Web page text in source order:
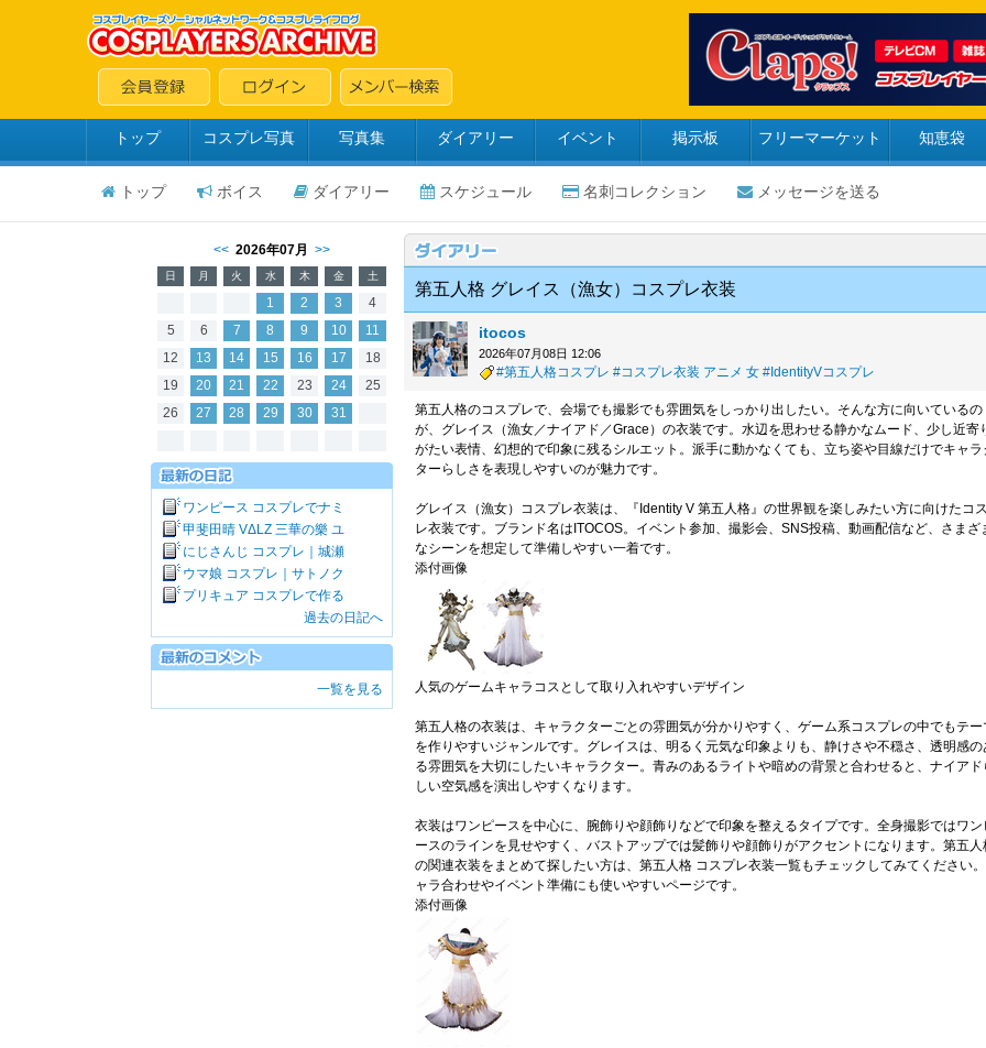
トップ コスプレ写真 写真集 ダイアリー イベント 掲示板 フリーマーケット 知恵袋
トップ ボイス ダイアリー スケジュール 名刺コレクション メッセージを送る
<< 2026年07月 >>
日 月 火 水 木 金 土
1 2 3
4
5
6 7 8 9 10
11
12
13 14 15 16 17
18
19
20 21 22 23 24
25
26
27 28 29 30 31
ワンピース コスプレでナミ
甲斐田晴 VΔLZ 三華の樂 ユ
にじさんじ コスプレ｜城瀬
ウマ娘 コスプレ｜サトノク
プリキュア コスプレで作る
過去の日記へ
一覧を見る
第五人格 グレイス（漁女）コスプレ衣装
itocos
2026年07月08日 12:06
#第五人格コスプレ #コスプレ衣装 アニメ 女 #IdentityVコスプレ
第五人格のコスプレで、会場でも撮影でも雰囲気をしっかり出したい。そんな方に向いているの
が、グレイス（漁女／ナイアド／Grace）の衣装です。水辺を思わせる静かなムード、少し近寄
がたい表情、幻想的で印象に残るシルエット。派手に動かなくても、立ち姿や目線だけでキャラ
ターらしさを表現しやすいのが魅力です。
グレイス（漁女）コスプレ衣装は、『Identity V 第五人格』の世界観を楽しみたい方に向けたコ
レ衣装です。ブランド名はITOCOS。イベント参加、撮影会、SNS投稿、動画配信など、さまざ
なシーンを想定して準備しやすい一着です。
添付画像
人気のゲームキャラコスとして取り入れやすいデザイン
第五人格の衣装は、キャラクターごとの雰囲気が分かりやすく、ゲーム系コスプレの中でもテー
を作りやすいジャンルです。グレイスは、明るく元気な印象よりも、静けさや不穏さ、透明感の
る雰囲気を大切にしたいキャラクター。青みのあるライトや暗めの背景と合わせると、ナイアド
しい空気感を演出しやすくなります。
衣装はワンピースを中心に、腕飾りや顔飾りなどで印象を整えるタイプです。全身撮影ではワン
ースのラインを見せやすく、バストアップでは髪飾りや顔飾りがアクセントになります。第五人
の関連衣装をまとめて探したい方は、第五人格 コスプレ衣装一覧もチェックしてみてください
ャラ合わせやイベント準備にも使いやすいページです。
添付画像